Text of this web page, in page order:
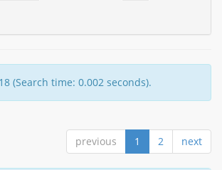
(Search time: 0.002 seconds).
previous 1 2 next